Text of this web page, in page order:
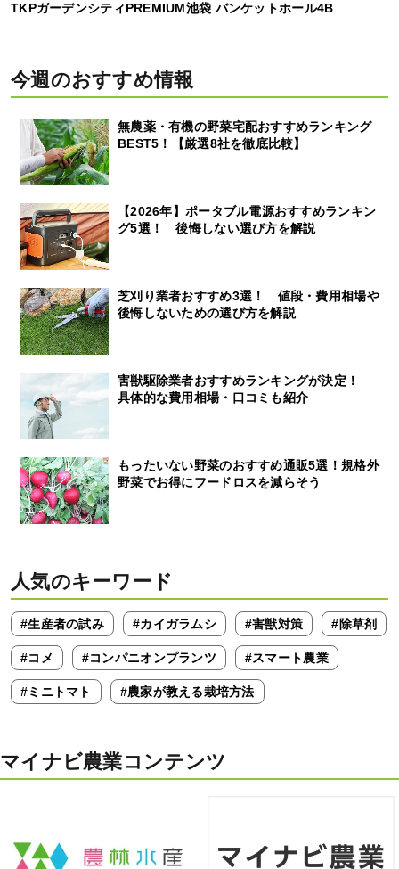
TKPガーデンシティPREMIUM池袋 バンケットホール4B
今週のおすすめ情報
無農薬・有機の野菜宅配おすすめランキング
BEST5！【厳選8社を徹底比較】
【2026年】ポータブル電源おすすめランキン
グ5選！ 後悔しない選び方を解説
芝刈り業者おすすめ3選！ 値段・費用相場や
後悔しないための選び方を解説
害獣駆除業者おすすめランキングが決定！
具体的な費用相場・口コミも紹介
もったいない野菜のおすすめ通販5選！規格外
野菜でお得にフードロスを減らそう
人気のキーワード
#生産者の試み #カイガラムシ #害獣対策 #除草剤
#コメ #コンパニオンプランツ #スマート農業
#ミニトマト #農家が教える栽培方法
マイナビ農業コンテンツ